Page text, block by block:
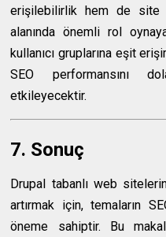
erişilebilirlik hem de site
alanında önemli rol
kullanıcı gruplarına eşit
SEO performansını
etkileyecektir.
7. Sonuç
Drupal tabanlı web
artırmak için, temaların
öneme sahiptir. Bu